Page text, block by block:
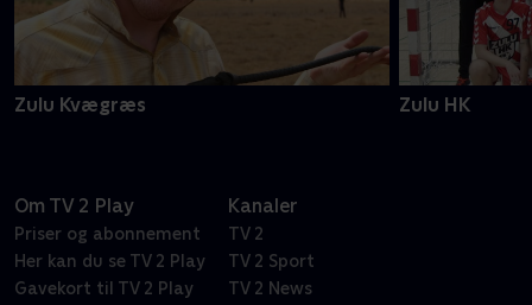
Zulu Kvægræs Zulu HK
Om TV 2 Play
Priser og abonnement
Her kan du se TV 2 Play
Gavekort til TV 2 Play
Kanaler
TV 2
TV 2 Sport
TV 2 News